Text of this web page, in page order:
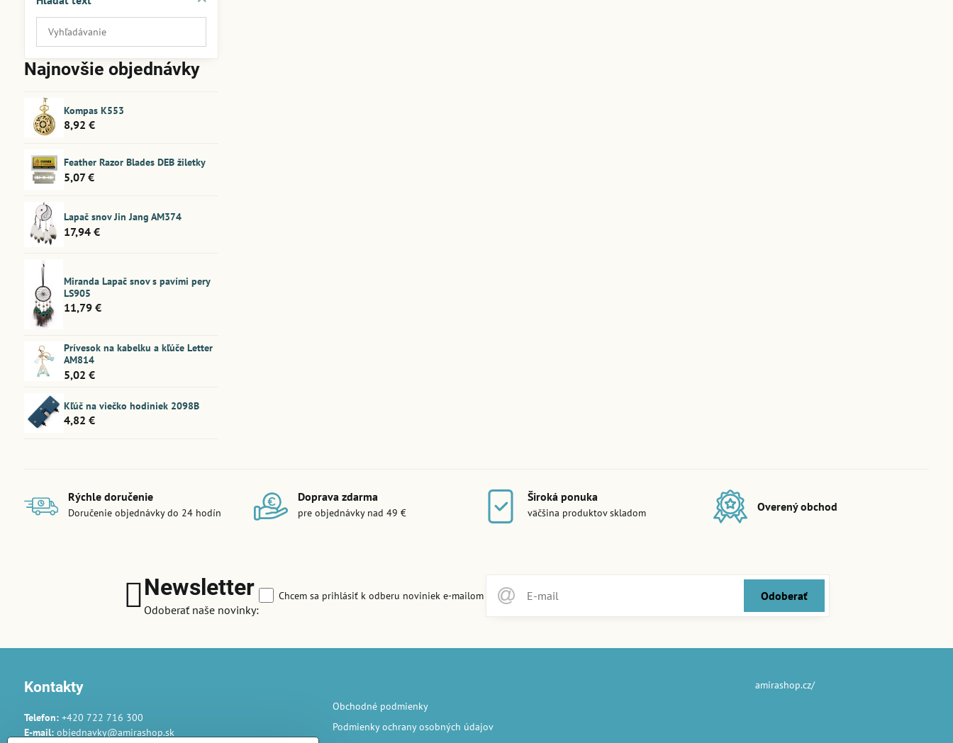
Prehľadať
výsledky
filtra
fulltextom
Najnovšie objednávky
Kompas K553
8,92 €
Feather Razor Blades DEB žiletky
5,07 €
Lapač snov Jin Jang AM374
17,94 €
Miranda Lapač snov s pavími pery
LS905
11,79 €
Prívesok na kabelku a kľúče Letter
AM814
5,02 €
Kľúč na viečko hodiniek 2098B
4,82 €
Rýchle doručenie
Doručenie objednávky do 24 hodín
Doprava zdarma
pre objednávky nad 49 €
Široká ponuka
väčšina produktov skladom Overený obchod
Newsletter
Odoberať naše novinky:
Odoberať
Chcem sa prihlásiť k odberu noviniek e-mailom
Kontakty
Telefon:+420 722 716 300
E-mail:objednavky@amirashop.sk
Obchodné podmienky
Podmienky ochrany osobných údajov
amirashop.cz/